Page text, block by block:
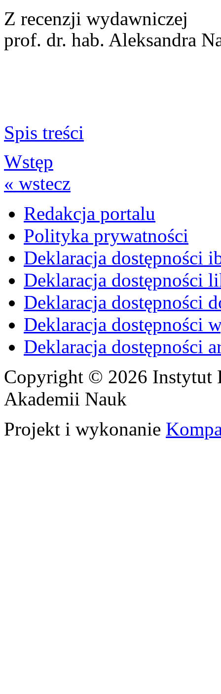
Z recenzji wydawniczej
prof. dr. hab. Aleksandra
Spis treści
Wstęp
« wstecz
Redakcja portalu
Polityka prywatności
Deklaracja dostępności
Deklaracja dostępności
Deklaracja dostępności
Deklaracja dostępności
Deklaracja dostępności
Copyright © 2026 Instytut
Akademii Nauk
Projekt i wykonanie